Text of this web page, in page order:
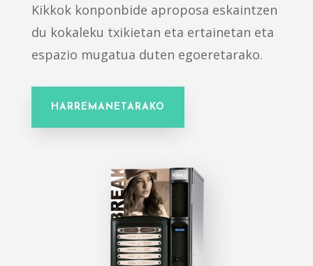
Kikkok konponbide aproposa eskaintzen
du kokaleku txikietan eta ertainetan eta
espazio mugatua duten egoeretarako.
HARREMANETARAKO